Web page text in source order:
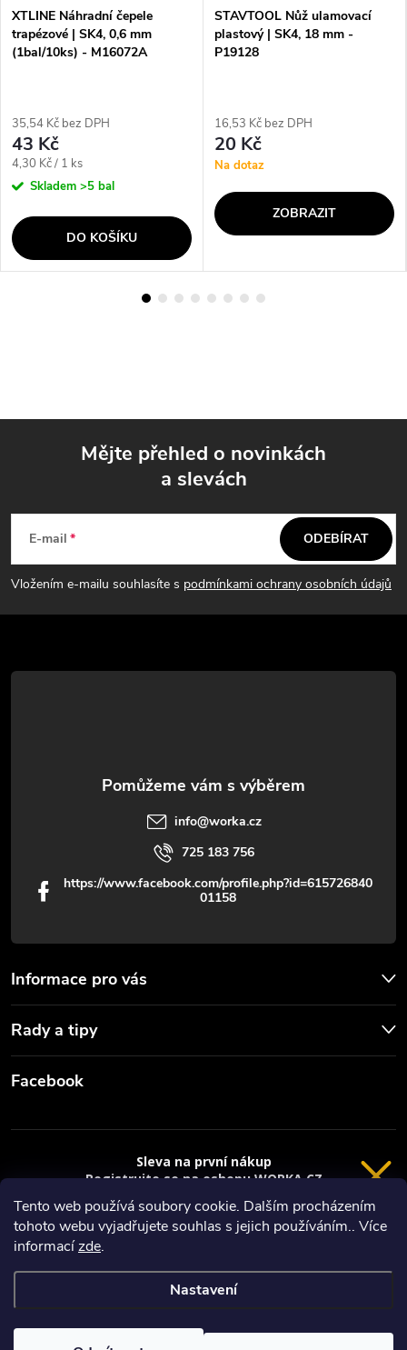
Tento web používá soubory cookie. Dalším procházením
tohoto webu vyjadřujete souhlas s jejich používáním.. Více
informacízde.
Nastavení
XTLINE Náhradní čepele
trapézové | SK4, 0,6 mm
(1bal/10ks) - M16072A
35,54 Kč bez DPH
43 Kč
Měrná
cena:
4,30 Kč / 1 ks
Skladem >5 bal
DO KOŠÍKU
STAVTOOL Nůž ulamovací
plastový | SK4, 18 mm -
P19128
16,53 Kč bez DPH
20 Kč
Na dotaz
ZOBRAZIT
p
a
t
Mějte přehled o novinkách
a slevách
E-mail
Vložením e-mailu souhlasíte s podmínkami ochrany osobních údajů
ODEBÍRAT
Informace pro vás
Rady a tipy
info@worka.cz
725 183 756
https://www.facebook.com/profile.php?id=615726840
01158
Facebook
Vytvořil Shoptet
Copyright 2026
VRÁCENÍ 14 DNÍ
Sleva na první nákup
Registrujte se na eshopu WORKA.CZ
sleva 100 Kč* na nákup je Vaše.
Registrace
Privacy policy